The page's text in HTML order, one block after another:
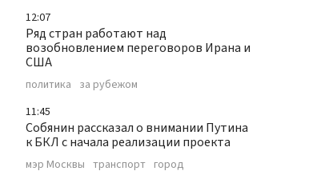
12:07
Ряд стран работают над
возобновлением переговоров Ирана и
США
политика за рубежом
11:45
Собянин рассказал о внимании Путина
к БКЛ с начала реализации проекта
мэр Москвы транспорт город